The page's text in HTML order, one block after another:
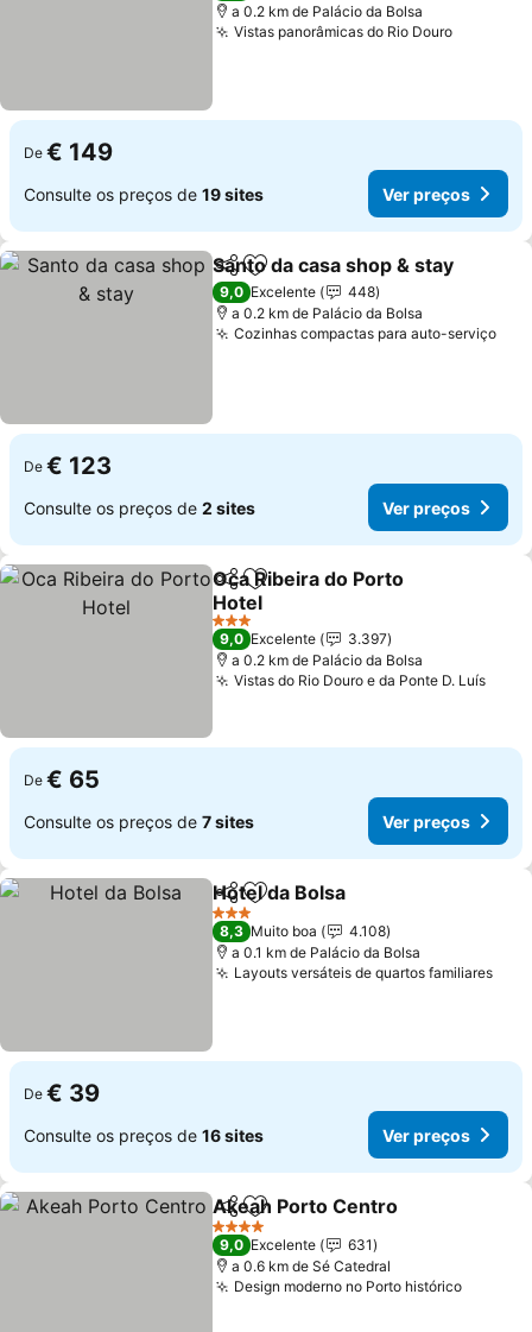
a 0.2 km de Palácio da Bolsa
Vistas panorâmicas do Rio DouroVer
De € 149
Consulte os preços de 19 sites Ver preços
PartilharAdicionar aos favoritos
Santo da casa shop & stay
9,0 Excelente
448
a 0.2 km de Palácio da Bolsa
Cozinhas compactas para auto-serviçoVer
De € 123
Consulte os preços de 2 sites Ver preços
PartilharAdicionar aos favoritos
Oca Ribeira do Porto
Hotel
Ver preços
3 Estrelas
9,0 Excelente
3.397
a 0.2 km de Palácio da Bolsa
Vistas do Rio Douro e da Ponte D. LuísVer
De € 65
Consulte os preços de 7 sites Ver preços
PartilharAdicionar aos favoritos
Hotel da Bolsa
3 Estrelas
8,3 Muito boa
4.108
a 0.1 km de Palácio da Bolsa
Layouts versáteis de quartos familiaresVer
De € 39
Consulte os preços de 16 sites Ver preços
PartilharAdicionar aos favoritos
Akeah Porto Centro
4 Estrelas
9,0 Excelente
631
a 0.6 km de Sé Catedral
Design moderno no Porto históricoVer